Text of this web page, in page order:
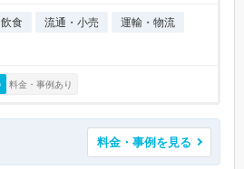
飲食 流通・小売
運輸・物流
料金・事例あり
料金・事例を見る